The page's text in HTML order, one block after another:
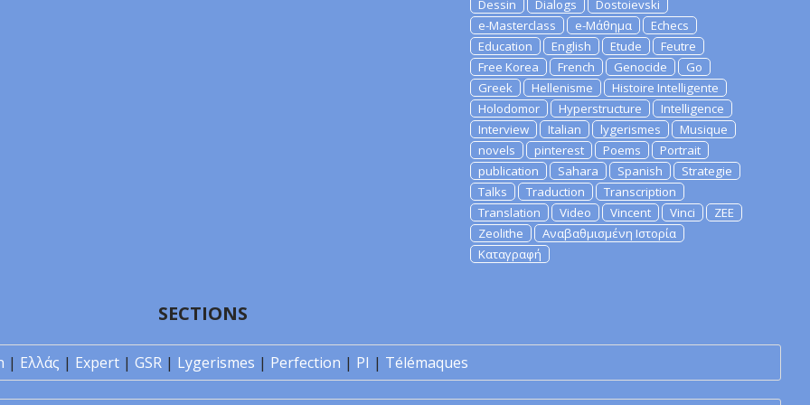
Dessin
Dialogs
Dostoievski
e-Masterclass
e-Μάθημα
Echecs
Education
English Etude
Feutre
Free Korea
French Genocide
Go
Greek
Hellenisme
Histoire Intelligente
Holodomor
Hyperstructure
Intelligence
Interview
Italian lygerismes
Musique
novels
pinterest Poems
Portrait
publication
Sahara Spanish
Strategie
Talks
Traduction
Transcription
Translation
Video Vincent Vinci
ZEE
Zeolithe
Αναβαθμισμένη Ιστορία
Καταγραφή
SECTIONS
| Ελλάς | Expert | GSR | Lygerismes | Perfection | PI | Télémaques